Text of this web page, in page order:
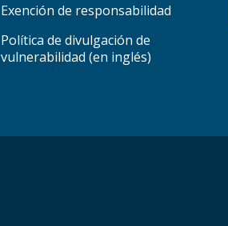
Exención de responsabilidad
Política de divulgación de
vulnerabilidad (en inglés)